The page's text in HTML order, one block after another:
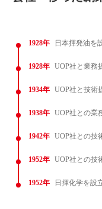
1928年 日本揮発油を
1928年 UOP社と業務
1934年 UOP社と技術
1938年 UOP社との業
1942年 UOP社との技
1952年 UOP社との技
1952年 日揮化学を設